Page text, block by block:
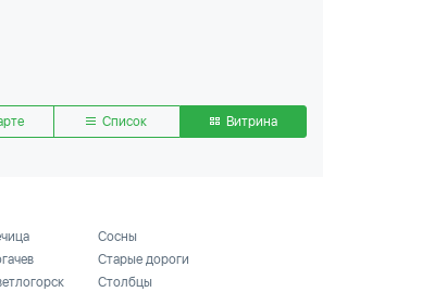
Список Витрина
Сосны
Старые дороги
Столбцы